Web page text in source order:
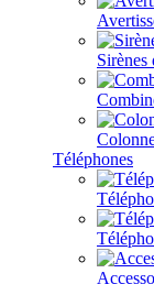
Sirènes
Téléphones